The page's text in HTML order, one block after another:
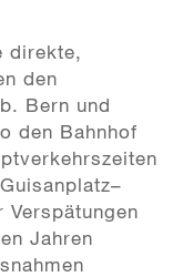
direkte,
den
Bern und
den Bahnhof
Jahren